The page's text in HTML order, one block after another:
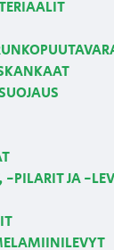
PILARIT JA -